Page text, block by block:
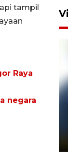
tampil
Raya
negara